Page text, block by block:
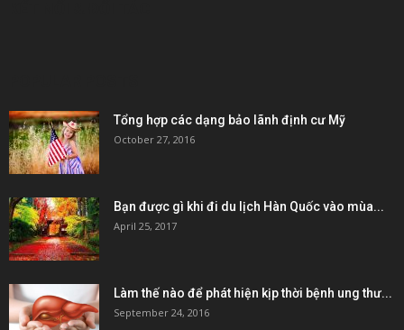
Tổng hợp các dạng bảo lãnh định cư Mỹ
October 27, 2016
Bạn được gì khi đi du lịch Hàn Quốc vào mùa...
April 25, 2017
Làm thế nào để phát hiện kịp thời bệnh ung thư...
September 24, 2016